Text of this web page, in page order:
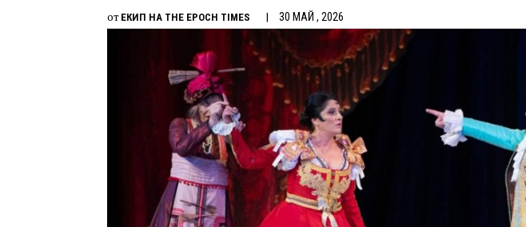
от ЕКИП НА THE EPOCH TIMES 30 МАЙ , 2026